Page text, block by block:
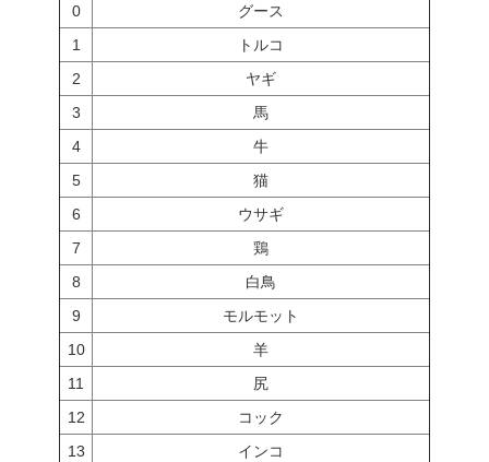
0
グース
1
トルコ
2
ヤギ
3
馬
4
牛
5
猫
6
ウサギ
7
鶏
8
白鳥
9
モルモット
10
羊
11
尻
12
コック
13
インコ